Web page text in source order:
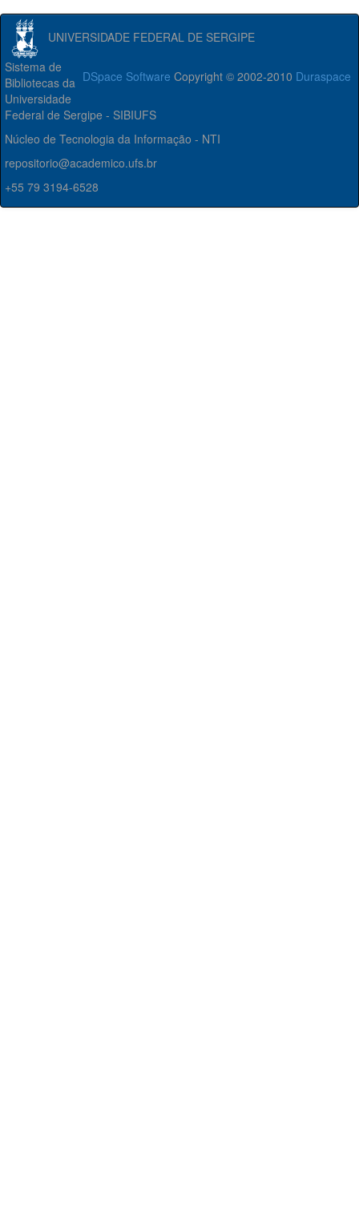
UNIVERSIDADE FEDERAL DE SERGIPE
DSpace Software Copyright © 2002-2010 Duraspace
Sistema de
Bibliotecas da
Universidade
Federal de Sergipe - SIBIUFS
Núcleo de Tecnologia da Informação - NTI
repositorio@academico.ufs.br
+55 79 3194-6528